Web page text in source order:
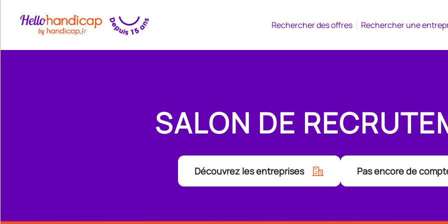
Rechercher des offres Rechercher une
SALON DE
Découvrez les entreprises Pas encore de